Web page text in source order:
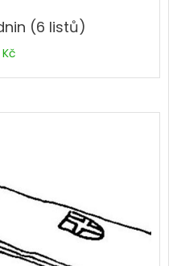
(6 listů)
Kč